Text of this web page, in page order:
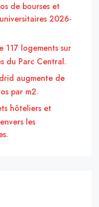
de bourses et
2026-
117 logements sur
du Parc Central.
augmente de
par m2.
hôteliers et
les